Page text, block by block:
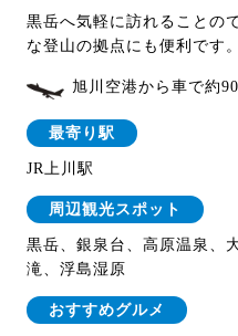
黒岳へ気軽に訪れることの
な登山の拠点にも便利です。
旭川空港から車で約
最寄り駅
JR上川駅
周辺観光スポット
黒岳、銀泉台、高原温泉、
滝、浮島湿原
おすすめグルメ